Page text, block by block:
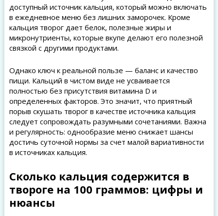
доступный источник кальция, который можно включать
в ежедневное меню без лишних заморочек. Кроме
кальция творог дает белок, полезные жиры и
микронутриенты, которые вкупе делают его полезной
связкой с другими продуктами.
Однако ключ к реальной пользе — баланс и качество
пищи. Кальций в чистом виде не усваивается
полностью без присутствия витамина D и
определенных факторов. Это значит, что приятный
порыв скушать творог в качестве источника кальция
следует сопровождать разумными сочетаниями. Важна
и регулярность: однообразие меню снижает шансы
достичь суточной нормы за счет малой вариативности
в источниках кальция.
Сколько кальция содержится в
твороге на 100 граммов: цифры и
нюансы